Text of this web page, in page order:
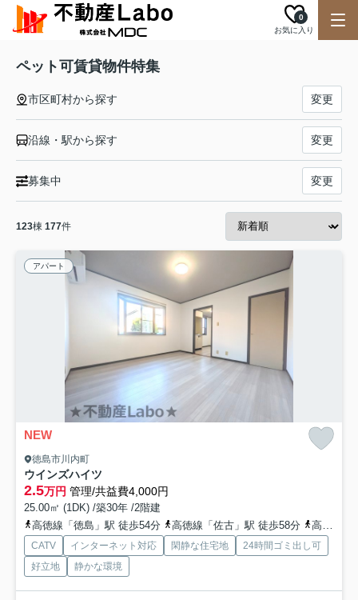
お気に入り
0
ペット可賃貸物件特集
市区町村から探す 変更
沿線・駅から探す 変更
募集中 変更
123棟 177件
アパート
NEW
徳島市川内町
ウインズハイツ
2.5万円 管理/共益費4,000円
25.00㎡ (1DK) /築30年 /2階建
高徳線「徳島」駅 徒歩54分
高徳線「佐古」駅 徒歩58分 高徳線「吉成」駅 徒歩60分
CATV インターネット対応 閑静な住宅地
24時間ゴミ出し可
好立地
静かな環境